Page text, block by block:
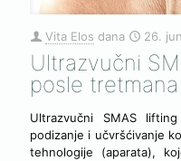
Vita Elos dana 26.
Ultrazvučni
posle tretmana
Ultrazvučni SMAS
podizanje i učvršćivanje
tehnologije (aparata),